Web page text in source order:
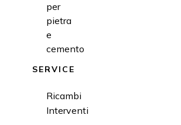
per
pietra
e
cemento
SERVICE
Ricambi
Interventi